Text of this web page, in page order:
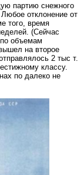
партию снежного
отклонение от
того, время
(Сейчас
объемам
на второе
2 тыс т.
классу.
по далеко не